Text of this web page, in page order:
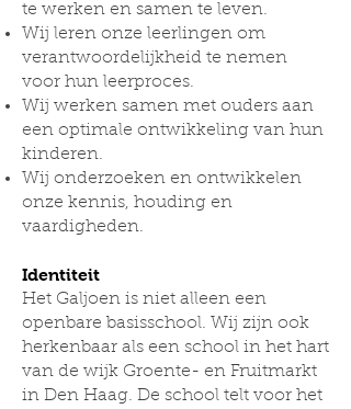
te werken en samen te leven.
Wij leren onze leerlingen om
verantwoordelijkheid te nemen
voor hun leerproces.
Wij werken samen met ouders aan
een optimale ontwikkeling van hun
kinderen.
Wij onderzoeken en ontwikkelen
onze kennis, houding en
vaardigheden.
Identiteit
Het Galjoen is niet alleen een
openbare basisschool. Wij zijn ook
herkenbaar als een school in het hart
van de wijk Groente- en Fruitmarkt
in Den Haag. De school telt voor het